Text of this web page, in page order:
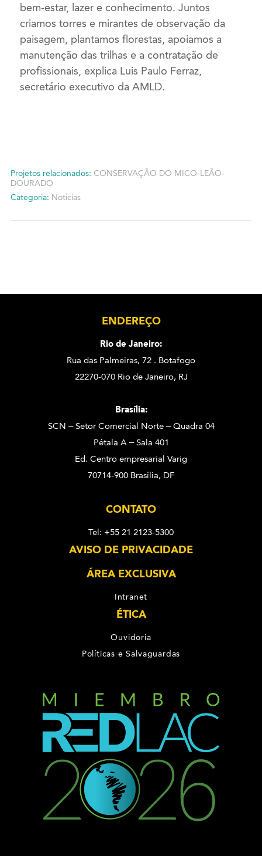
bem-estar, lazer e conhecimento. Juntos
criamos torres e mirantes de observação da
paisagem, plantamos florestas, apoiamos a
manutenção das trilhas e a contratação de
profissionais, explica Luis Paulo Ferraz,
secretário executivo da AMLD.
Projetos relacionados: CONSERVAÇÃO DO MICO-LEÃO-
DOURADO
Categoria: Notícias
ENDEREÇO
Rio de Janeiro:
Rua das Palmeiras, 72 . Botafogo
22270-070 Rio de Janeiro, RJ
Brasília:
SCN – Setor Comercial Norte – Quadra 04
Pétala A – Sala 401
Ed. Centro empresarial Varig
70714-900 Brasília, DF
CONTATO
Tel: +55 21 2123-5300
AVISO DE PRIVACIDADE
ÁREA EXCLUSIVA
Intranet
ÉTICA
Ouvidoria
Políticas e Salvaguardas